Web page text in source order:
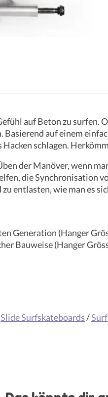
auf Beton zu surfen.
auf einem
schlagen.
der Manöver, wenn
die Synchronisation
entlasten, wie man es
Generation (Hanger
Bauweise (Hanger
Slide Surfskateboards/